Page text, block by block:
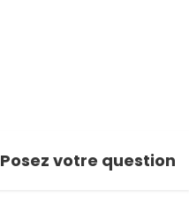
Posez votre question